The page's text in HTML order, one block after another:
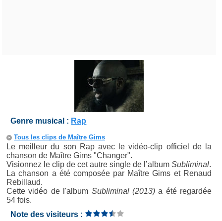
Genre musical : Rap
Tous les clips de Maître Gims
Le meilleur du son Rap avec le vidéo-clip officiel de la
chanson de Maître Gims "Changer".
Visionnez le clip de cet autre single de l’albumSubliminal.
La chanson a été composée par Maître Gims et Renaud
Rebillaud.
Cette vidéo de l'album Subliminal (2013)a été regardée
54 fois.
Note des visiteurs :